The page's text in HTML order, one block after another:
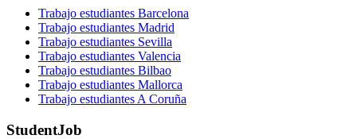
Trabajo estudiantes Barcelona
Trabajo estudiantes Madrid
Trabajo estudiantes Sevilla
Trabajo estudiantes Valencia
Trabajo estudiantes Bilbao
Trabajo estudiantes Mallorca
Trabajo estudiantes A Coruña
StudentJob